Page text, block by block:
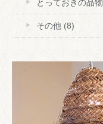
とっておきの品物
その他 (8)